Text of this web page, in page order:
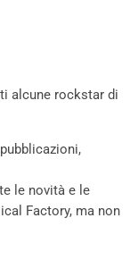
alcune rockstar di
le novità e le
Factory, ma non